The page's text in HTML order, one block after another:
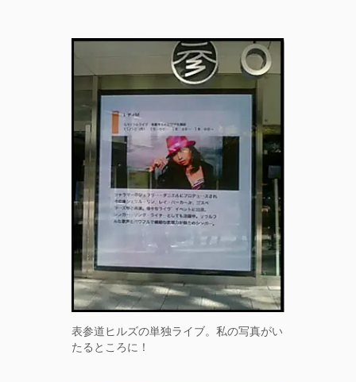
表参道ヒルズの単独ライブ。私の写真がい
たるところに！